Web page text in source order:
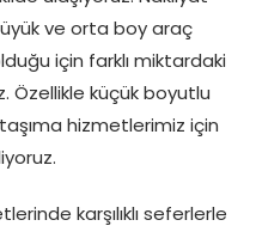
ve orta boy araç
için farklı miktardaki
Özellikle küçük boyutlu
hizmetlerimiz için
karşılıklı seferlerle